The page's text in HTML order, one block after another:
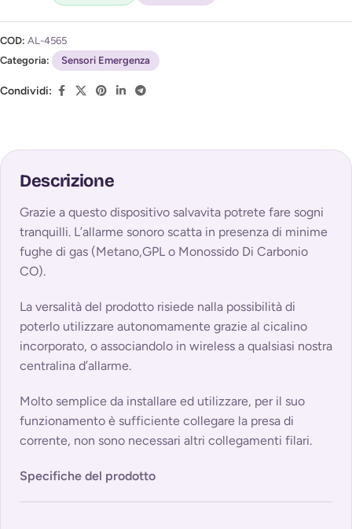
COD: AL-4565
Categoria:
Sensori Emergenza
Condividi:
Descrizione
Grazie a questo dispositivo salvavita potrete fare sogni
tranquilli. L’allarme sonoro scatta in presenza di minime
fughe di gas (Metano,GPL o Monossido Di Carbonio
CO).
La versalità del prodotto risiede nalla possibilità di
poterlo utilizzare autonomamente grazie al cicalino
incorporato, o associandolo in wireless a qualsiasi nostra
centralina d’allarme.
Molto semplice da installare ed utilizzare, per il suo
funzionamento è sufficiente collegare la presa di
corrente, non sono necessari altri collegamenti filari.
Specifiche del prodotto